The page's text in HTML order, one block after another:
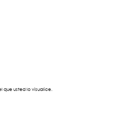
que usted lo visualice.